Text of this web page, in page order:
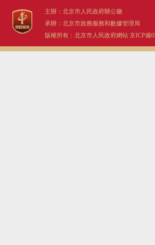
主辦：北京市人民政府辦公廳
承辦：北京市政務服務和數據管理局
版權所有：北京市人民政府網站 京ICP備